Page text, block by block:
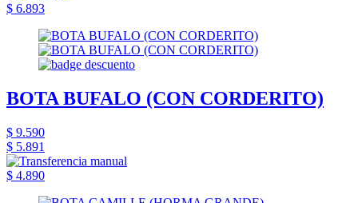
$ 6.893
BOTA BUFALO (CON CORDERITO)
$ 9.590
$ 5.891
$ 4.890